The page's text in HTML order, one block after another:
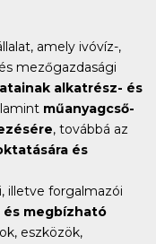
amely ivóvíz-,
mezőgazdasági
alkatrész- és
műanyagcső-
, továbbá az
és
illetve forgalmazói
és megbízható
eszközök,